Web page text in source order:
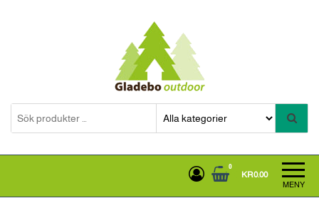
Gladebooutdoor
MENY
0
KR0.00